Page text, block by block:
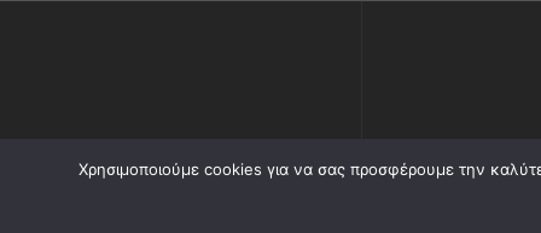
ΟΙΚΟΣΥΝΘΕΣΗ-ΧΙΟΣ, ΚΟΥΖΙΝΑ ΝΤΟΥΛΑΠΑ ΠΟΡΤΑ
Χρησιμοποιούμε cookies για να σας προσφέρουμε την